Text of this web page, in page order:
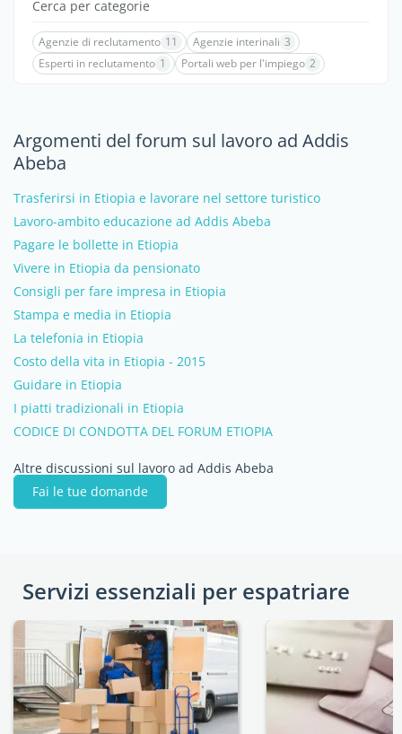
Cerca per categorie
Agenzie di reclutamento 11 Agenzie interinali 3
Esperti in reclutamento 1 Portali web per l'impiego 2
Argomenti del forum sul lavoro ad Addis
Abeba
Trasferirsi in Etiopia e lavorare nel settore turistico
Lavoro-ambito educazione ad Addis Abeba
Pagare le bollette in Etiopia
Vivere in Etiopia da pensionato
Consigli per fare impresa in Etiopia
Stampa e media in Etiopia
La telefonia in Etiopia
Costo della vita in Etiopia - 2015
Guidare in Etiopia
I piatti tradizionali in Etiopia
CODICE DI CONDOTTA DEL FORUM ETIOPIA
Altre discussioni sul lavoro ad Addis Abeba
Fai le tue domande
Servizi essenziali per espatriare